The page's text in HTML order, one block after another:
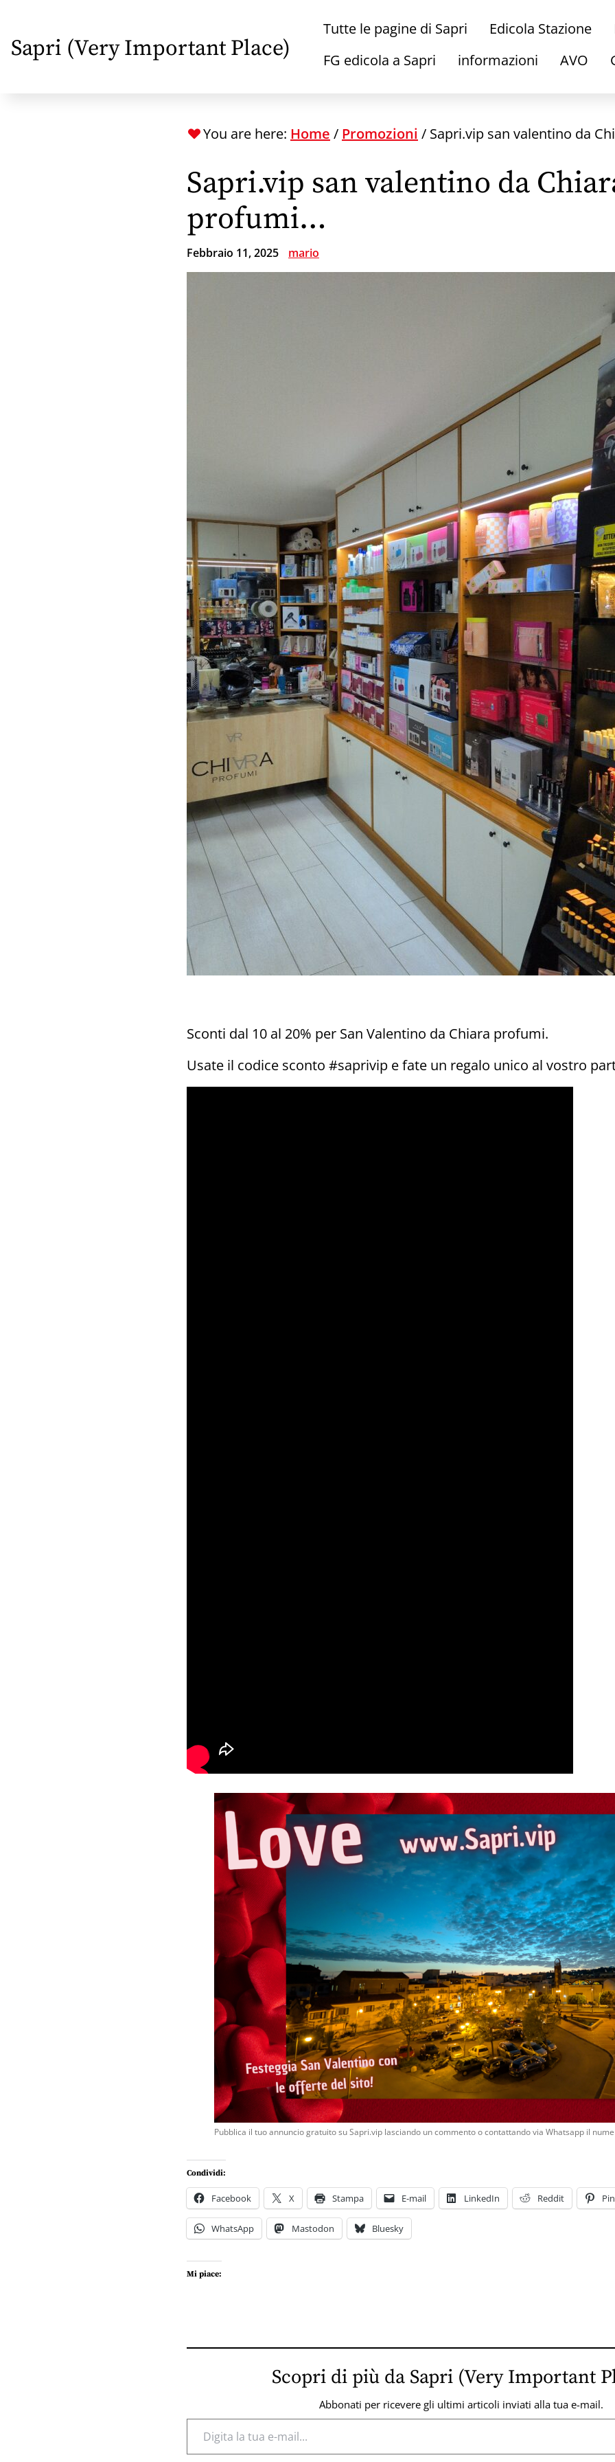
main
Sapri (Very Important Place)
Tutte le pagine di Sapri Edicola Stazione
FG edicola a Sapri
informazioni AVO
You are here: Home / Promozioni / Sapri.vip san valentino da
Sapri.vip san valentino da
profumi…
Febbraio 11, 2025 mario
Sconti dal 10 al 20% per San Valentino da Chiara profumi.
Usate il codice sconto #saprivip e fate un regalo unico al vostro
Pubblica il tuo annuncio gratuito su Sapri.vip lasciando un commento o contattando via Whatsapp il
Condividi:
Facebook X Stampa E-mail LinkedIn Reddit
WhatsApp Mastodon Bluesky
Mi piace:
Scopri di più da Sapri (Very Important
Abbonati per ricevere gli ultimi articoli inviati alla tua e-mail.
Digita la tua e-mail...